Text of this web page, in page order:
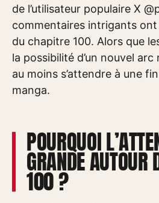
de l’utilisateur populaire X
commentaires intrigants
du chapitre 100. Alors que
la possibilité d’un nouvel
au moins s’attendre à une
manga.
POURQUOI
GRANDE AUTOUR
100 ?